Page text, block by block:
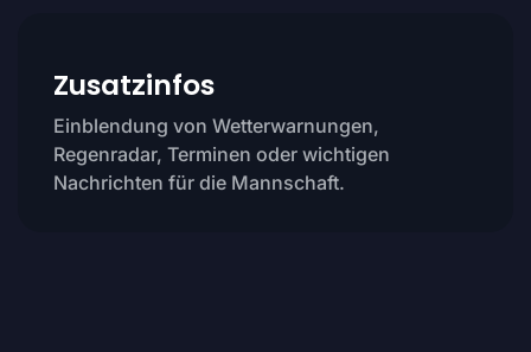
Zusatzinfos
Einblendung von Wetterwarnungen,
Regenradar, Terminen oder wichtigen
Nachrichten für die Mannschaft.